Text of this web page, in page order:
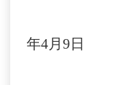
年4月9日